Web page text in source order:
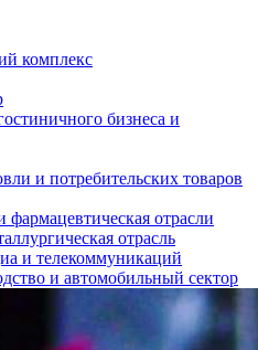
комплекс
бизнеса и
и потребительских товаров
отрасли
отрасль
и телекоммуникаций
и автомобильный сектор